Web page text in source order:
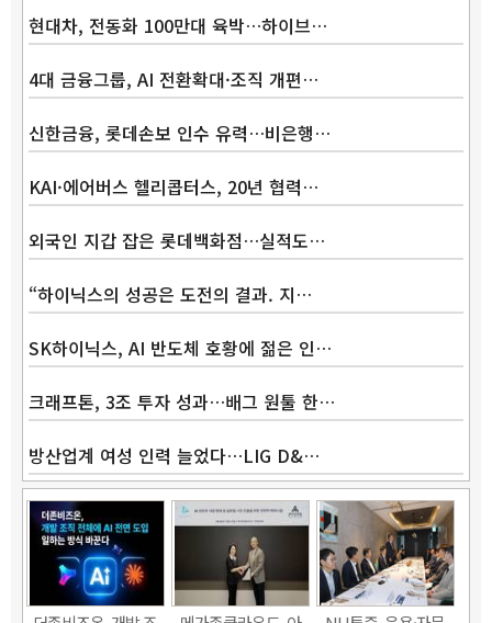
현대차, 전동화 100만대 육박…하이브…
4대 금융그룹, AI 전환확대·조직 개편…
신한금융, 롯데손보 인수 유력…비은행…
KAI·에어버스 헬리콥터스, 20년 협력…
외국인 지갑 잡은 롯데백화점…실적도…
“하이닉스의 성공은 도전의 결과. 지…
SK하이닉스, AI 반도체 호황에 젊은 인…
크래프톤, 3조 투자 성과…배그 원툴 한…
방산업계 여성 인력 늘었다…LIG D&…